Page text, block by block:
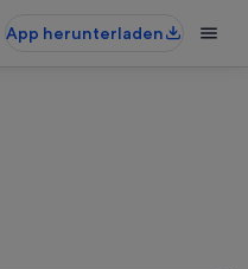
App herunterladen